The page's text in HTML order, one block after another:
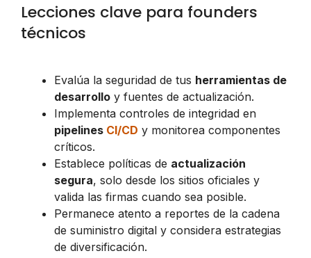
Lecciones clave para founders
técnicos
Evalúa la seguridad de tus herramientas de
desarrollo y fuentes de actualización.
Implementa controles de integridad en
pipelines CI/CD y monitorea componentes
críticos.
Establece políticas de actualización
segura, solo desde los sitios oficiales y
valida las firmas cuando sea posible.
Permanece atento a reportes de la cadena
de suministro digital y considera estrategias
de diversificación.